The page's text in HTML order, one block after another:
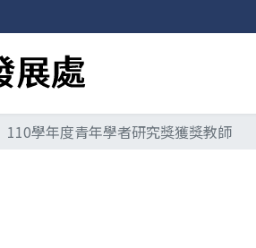
110學年度青年學者研究獎獲獎教師